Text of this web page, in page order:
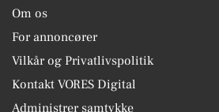
Om os
For annoncører
Vilkår og Privatlivspolitik
Kontakt VORES Digital
Administrer samtykke